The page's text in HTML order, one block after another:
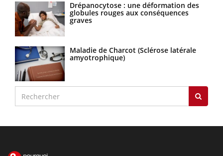
Drépanocytose : une déformation des
globules rouges aux conséquences
graves
Maladie de Charcot (Sclérose latérale
amyotrophique)